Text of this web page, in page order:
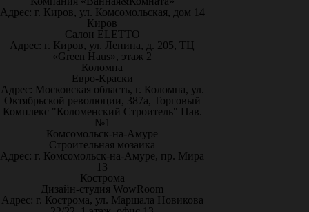
Адрес: г. Киров, ул. Комсомольская, дом 14
Киров
Салон ELETTO
Адрес: г. Киров, ул. Ленина, д. 205, ТЦ
«Green Haus», этаж 2
Коломна
Евро-Краски
Адрес: Московская область, г. Коломна, ул.
Октябрьской революции, 387а, Торговый
Комплекс "Коломенский Строитель" Пав.
№1
Комсомольск-на-Амуре
Строительная мозаика
Адрес: г. Комсомольск-на-Амуре, пр. Мира
13
Кострома
Дизайн-студия WowRoom
Адрес: г. Кострома, ул. Маршала Новикова